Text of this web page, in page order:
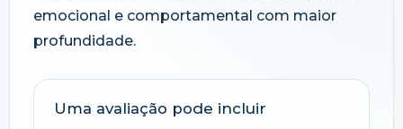
emocional e comportamental com maior
profundidade.
Uma avaliação pode incluir